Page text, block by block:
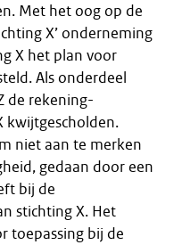
Met het oog op de
X’ onderneming
X het plan voor
Als onderdeel
de rekening-
kwijtgescholden.
niet aan te merken
gedaan door een
bij de
stichting X. Het
toepassing bij de